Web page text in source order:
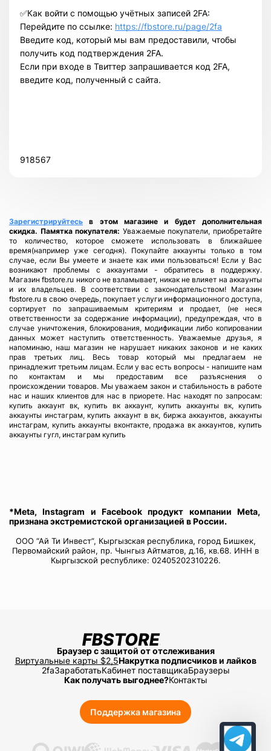
✅Как войти с помощью учётных записей 2FA:
Перейдите по ссылке: https://fbstore.ru/page/2fa
Введите код, который мы вам предоставили, чтобы
получить код подтверждения 2FA.
Если при входе в Твиттер запрашивается код 2FA,
введите код, полученный с сайта.
918567
Зарегистрируйтесь
в этом магазине и будет дополнительная
скидка. Памятка покупателя: Уважаемые покупатели, приобретайте
то количество, которое сможете использовать в ближайшее
время(например уже сегодня). Покупайте аккаунты только в том
случае, если Вы умеете и знаете как ими пользоваться! Если у Вас
возникают проблемы с аккаунтами - обратитесь в поддержку.
Магазин fbstore.ru никого не взламывает, никак не влияет на аккаунты
и их владельцев. В соответствии с законодательством! Магазин
fbstore.ru в свою очередь, покупает услуги информационного доступа,
сортирует по запрашиваемым критериям и продает, (не неся
ответственности за содержание информации), предупреждая, что в
случае уничтожения, блокирования, модификации либо копировании
данных может наступить ответственность. Уважаемые друзья, я
напоминаю, наш магазин не нарушает никаких законов и не каких
прав третьих лиц. Весь товар который мы предлагаем не
принадлежит третьим лицам. Если у вас есть вопросы - напишите нам
по контактам и мы предоставим все разъяснения о
происхождении товаров. Мы уважаем закон и стабильность в работе
нас и наших клиентов для нас в приорете. Нас находят по запросам:
купить аккаунт вк, купить вк аккаунт, купить аккаунты вк, купить
аккаунты инстаграм, купить аккаунт в вк, биржа аккаунтов, аккаунты
инстаграм, купить аккаунты вконтакте, продажа вк аккаунтов, купить
аккаунты гугл, инстаграм купить
*Meta, Instagram и Facebook продукт компании Meta,
признана экстремистской организацией в России.
ООО “Ай Ти Инвест”, Кыргызская республика, город Бишкек,
Первомайский район, пр. Чынгыз Айтматов, д.16, кв.68. ИНН в
Кыргызской республике: 02405202310226.
Браузер с защитой от отслеживания
Виртуальные карты $2,5Накрутка подписчиков и лайков
2faЗаработатьКабинет поставщикаБраузеры
Как получать выгоднее?Контакты
Поддержка магазина
Всего позиций в корзине